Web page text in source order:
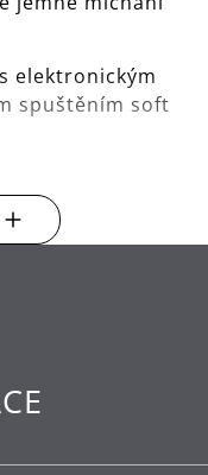
elektronickým
spuštěním soft
stabilita díky